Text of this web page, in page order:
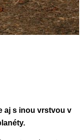
aj s inou vrstvou v